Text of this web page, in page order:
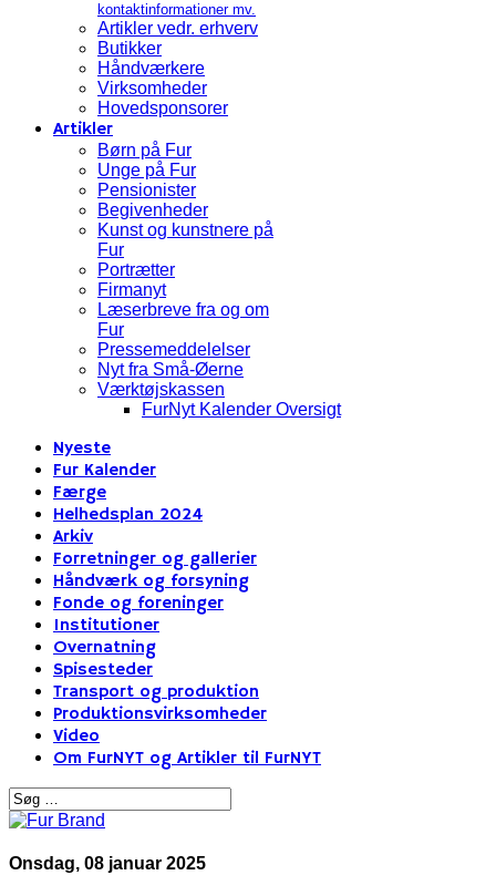
kontaktinformationer mv.
Artikler vedr. erhverv
Butikker
Håndværkere
Virksomheder
Hovedsponsorer
Artikler
Børn på Fur
Unge på Fur
Pensionister
Begivenheder
Kunst og kunstnere på
Fur
Portrætter
Firmanyt
Læserbreve fra og om
Fur
Pressemeddelelser
Nyt fra Små-Øerne
Værktøjskassen
FurNyt Kalender Oversigt
Nyeste
Fur Kalender
Færge
Helhedsplan 2024
Arkiv
Forretninger og gallerier
Håndværk og forsyning
Fonde og foreninger
Institutioner
Overnatning
Spisesteder
Transport og produktion
Produktionsvirksomheder
Video
Om FurNYT og Artikler til FurNYT
Onsdag, 08 januar 2025